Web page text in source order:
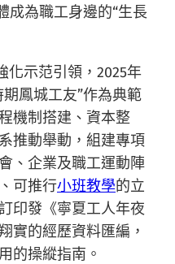
成為職工身邊的“生長
化示范引領，2025年
鳳城工友”作為典範
機制搭建、資本整
推動舉動，組建專項
、企業及職工運動陣
可推行小班教學的立
印發《寧夏工人年夜
實的經歷資料匯編，
的操縱指南。